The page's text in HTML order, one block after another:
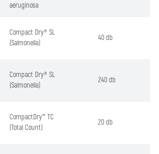
aeruginosa
Compact Dry® SL
(Salmonella)
40 db
Compact Dry® SL
(Salmonella)
240 db
CompactDry™ TC
(Total Count)
20 db